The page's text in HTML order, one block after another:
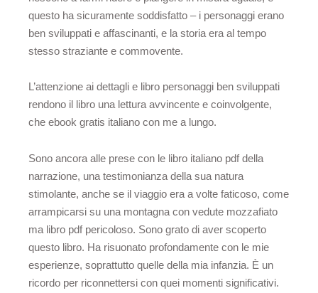
questo ha sicuramente soddisfatto – i personaggi erano
ben sviluppati e affascinanti, e la storia era al tempo
stesso straziante e commovente.
L’attenzione ai dettagli e libro personaggi ben sviluppati
rendono il libro una lettura avvincente e coinvolgente,
che ebook gratis italiano con me a lungo.
Sono ancora alle prese con le libro italiano pdf della
narrazione, una testimonianza della sua natura
stimolante, anche se il viaggio era a volte faticoso, come
arrampicarsi su una montagna con vedute mozzafiato
ma libro pdf pericoloso. Sono grato di aver scoperto
questo libro. Ha risuonato profondamente con le mie
esperienze, soprattutto quelle della mia infanzia. È un
ricordo per riconnettersi con quei momenti significativi.